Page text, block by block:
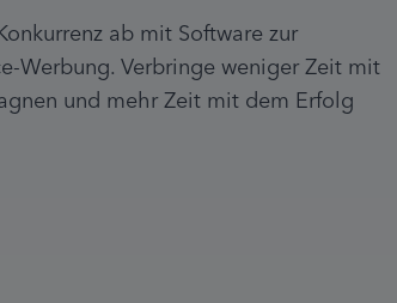
ab mit Software zur
Werbung. Verbringe weniger Zeit mit
und mehr Zeit mit dem Erfolg